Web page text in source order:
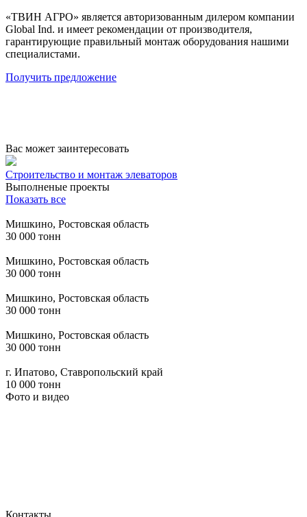
«ТВИН АГРО» является авторизованным дилером компании
Global Ind. и имеет рекомендации от производителя,
гарантирующие правильный монтаж оборудования нашими
специалистами.
Получить предложение
Вас может заинтересовать
Строительство и монтаж элеваторов
Выполненые проекты
Показать все
Мишкино, Ростовская область
30 000 тонн
Мишкино, Ростовская область
30 000 тонн
Мишкино, Ростовская область
30 000 тонн
Мишкино, Ростовская область
30 000 тонн
г. Ипатово, Ставропольский край
10 000 тонн
Фото и видео
Контакты